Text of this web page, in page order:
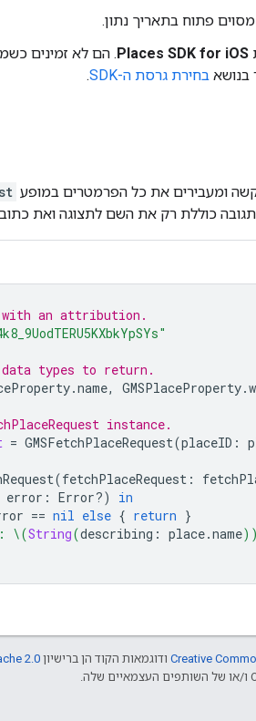
פתוח בתאריך נתון.
Places SDK for iOS. הם לא זמינים
בנושא בחירת גרסת ה-SDK .
כוללת רק את השם לתצוגה ואת
an attribution.
types to return.
.name, GMSPlaceProperty.
instance.
= GMSFetchPlaceRequest(placeID :
(fetchPlaceRequest :
error : Error?)
in
== nil else { return }
\(String(describing : place.name))
Creative ודוגמאות הקוד הן ברישיון 2.0